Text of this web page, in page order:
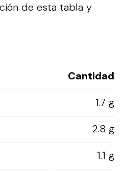
de esta tabla y
Cantidad
1.7 g
2.8 g
1.1 g